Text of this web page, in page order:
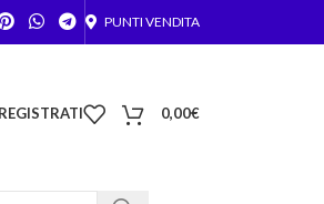
PUNTI VENDITA
0,00€